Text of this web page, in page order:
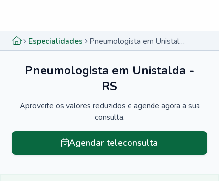
Especialidades Pneumologista em Unistalda - RS
Pneumologista em Unistalda -
RS
Aproveite os valores reduzidos e agende agora a sua
consulta.
Agendar teleconsulta